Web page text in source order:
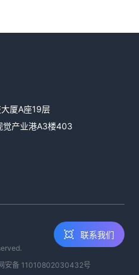
厦A座19层
觉产业港A3楼403
安备 11010802030432号
联系我们
邮件咨询
contact@realai.ai